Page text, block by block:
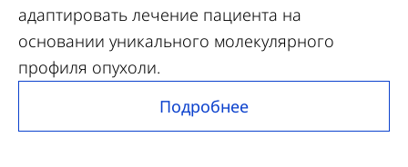
адаптировать лечение пациента на
основании уникального молекулярного
профиля опухоли.
Подробнее